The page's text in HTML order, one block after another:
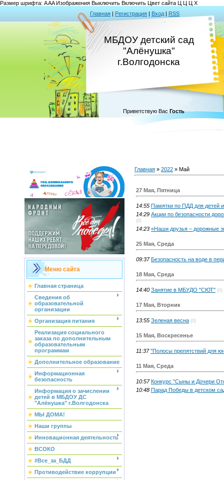
Размер шрифта: AAAИзображения Выключить Включить Цвет сайта Ц Ц Ц Х
Главная | Регистрация | Вход | RSS
МБДОУ детский сад
"Алёнушка"
г.Волгодонска
Приветствую Вас Гость
Меню сайта
Главная страница
Сведения об
образовательной
организации
Организация питания
Реализация социального
заказа по дополнительным
образовательным
программам
Дополнительное образование
Информационная
безопасность
Информация о зачислении
детей в МБДОУ ДС
"Алёнушка" г.Волгодонска
МЫ ДОМА!
Наши группы
Инновационная деятельность
ВСОКО
#Все_за_БДД
Противодействие коррупции
Главная » 2022 » Май
27 Мая, Пятница
14:55 Памятки по ПДД для детей
14:29 Акции по безопасности
(0)
14:23 «Наши друзья – дорожные
25 Мая, Среда
09:37 Безопасность на воде в
18 Мая, Среда
14:40 Занятие в МБУДО "СЮТ" (0)
17 Мая, Вторник
13:55 Зеленая весна (0)
15 Мая, Воскресенье
11:37 "Полосы препятствий для
11 Мая, Среда
10:57 Конкурс "Сыны и Дочери
10:48 Парад Победы в детском